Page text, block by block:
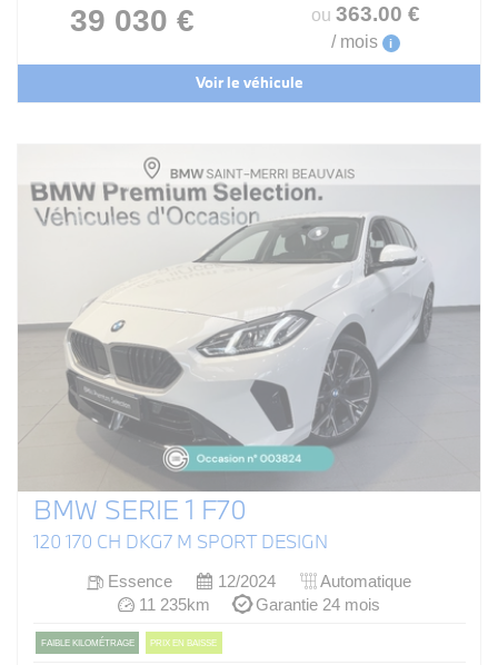
39 030 € ou 363.00 €
/ mois i
Voir le véhicule
BMW SERIE 1 F70
120 170 CH DKG7 M SPORT DESIGN
Essence 12/2024
Automatique
11 235km
Garantie 24 mois
FAIBLE KILOMÉTRAGE PRIX EN BAISSE